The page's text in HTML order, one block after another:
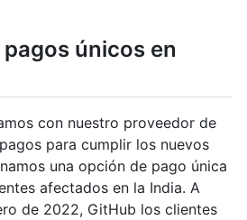
únicos en
con nuestro proveedor de
para cumplir los nuevos
una opción de pago única
afectados en la India. A
de 2022, GitHub los clientes